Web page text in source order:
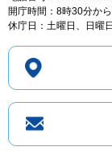
開庁時間：8時30分か
休庁日：土曜日、日曜